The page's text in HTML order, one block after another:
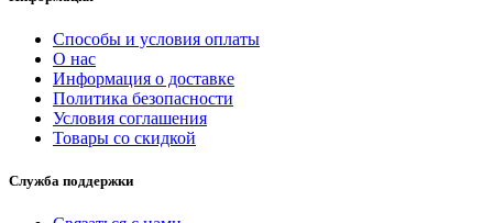
Способы и условия оплаты
О нас
Информация о доставке
Политика безопасности
Условия соглашения
Товары со скидкой
Служба поддержки